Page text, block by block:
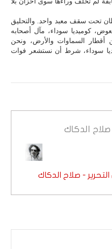
تحت سقف معبد واحد. والتحليق
كوميديا سوداء، مآل أصحابه
أقطار السماوات والأرض، ونحن
سوداء، شرط أن نستشعر فوات
صلاح الدكاك
- صلاح الدكاك